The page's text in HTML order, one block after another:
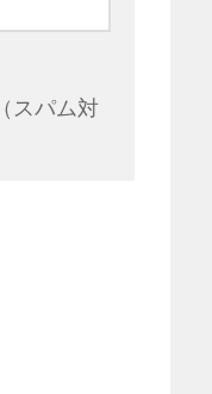
スパム対